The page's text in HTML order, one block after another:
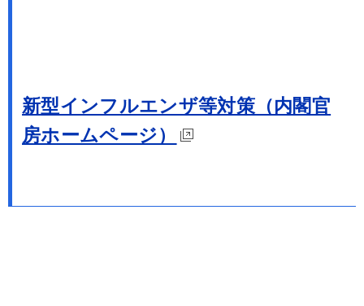
新型インフルエンザ等対策（内閣官
房ホームページ）